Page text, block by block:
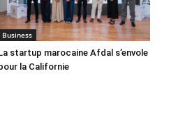
Business
startup marocaine Afdal s’envole
la Californie